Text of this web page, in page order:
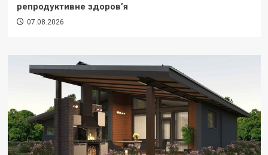
репродуктивне здоров’я
07.08.2026